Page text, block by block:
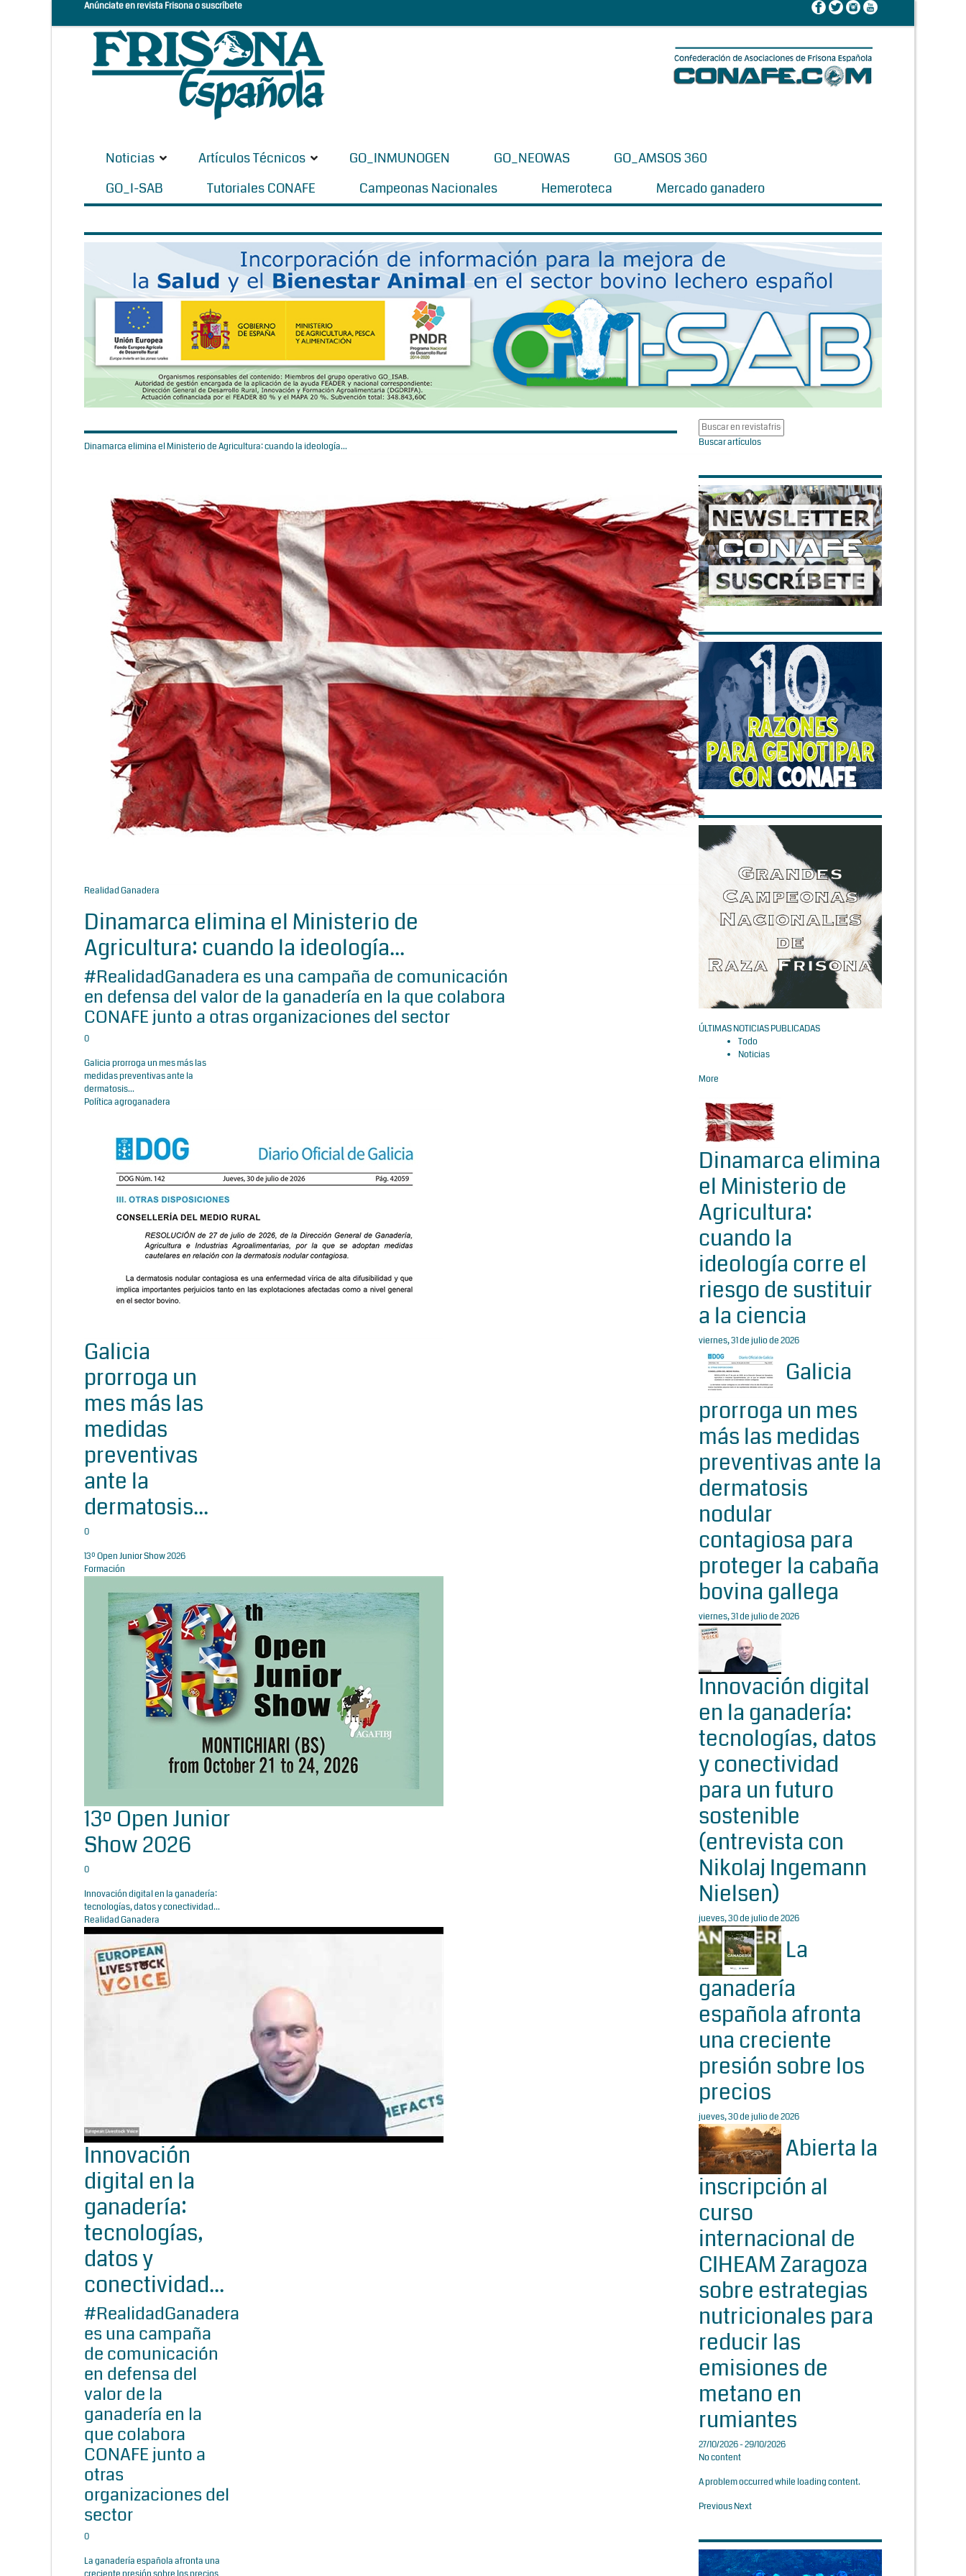
Anúnciate en revista Frisona o suscríbete
Noticias Artículos Técnicos GO_INMUNOGEN GO_NEOWAS
GO_AMSOS 360
GO_I-SAB
Tutoriales CONAFE Campeonas Nacionales Hemeroteca Mercado ganadero
Dinamarca elimina el Ministerio de Agricultura: cuando la ideología...
Realidad Ganadera
Dinamarca elimina el Ministerio de
Agricultura: cuando la ideología...
#RealidadGanadera es una campaña de comunicación
en defensa del valor de la ganadería en la que colabora
CONAFE junto a otras organizaciones del sector
0
Galicia prorroga un mes más las
medidas preventivas ante la
dermatosis...
Política agroganadera
Galicia
prorroga un
mes más las
medidas
preventivas
ante la
dermatosis...
0
13º Open Junior Show 2026
Formación
13º Open Junior
Show 2026
0
Innovación digital en la ganadería:
tecnologías, datos y conectividad...
Realidad Ganadera
Innovación
digital en la
ganadería:
tecnologías,
datos y
conectividad...
#RealidadGanadera
es una campaña
de comunicación
en defensa del
valor de la
ganadería en la
que colabora
CONAFE junto a
otras
organizaciones del
sector
0
La ganadería española afronta una
Buscar artículos
ÚLTIMAS NOTICIAS PUBLICADAS
Todo
Noticias
More
Dinamarca elimina
el Ministerio de
Agricultura:
cuando la
ideología corre el
riesgo de sustituir
a la ciencia
viernes, 31 de julio de 2026
Galicia
prorroga un mes
más las medidas
preventivas ante la
dermatosis
nodular
contagiosa para
proteger la cabaña
bovina gallega
viernes, 31 de julio de 2026
Innovación digital
en la ganadería:
tecnologías, datos
y conectividad
para un futuro
sostenible
(entrevista con
Nikolaj Ingemann
Nielsen)
jueves, 30 de julio de 2026
La
ganadería
española afronta
una creciente
presión sobre los
precios
jueves, 30 de julio de 2026
Abierta la
inscripción al
curso
internacional de
CIHEAM Zaragoza
sobre estrategias
nutricionales para
reducir las
emisiones de
metano en
rumiantes
27/10/2026 - 29/10/2026
No content
A problem occurred while loading content.
PreviousNext